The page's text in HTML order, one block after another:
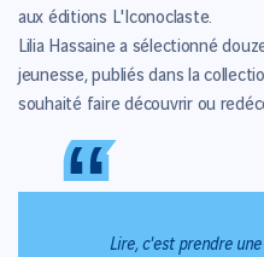
aux éditions L'Iconoclaste.
Lilia Hassaine a sélectionné
jeunesse, publiés dans la
souhaité faire découvrir ou
“
“Lire, c'est prendre